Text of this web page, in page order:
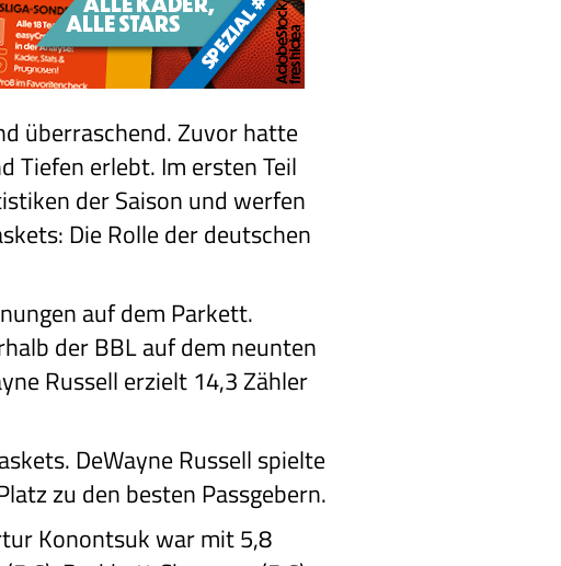
überraschend. Zuvor hatte
Tiefen erlebt. Im ersten Teil
der Saison und werfen
Die Rolle der deutschen
auf dem Parkett.
der BBL auf dem neunten
Russell erzielt 14,3 Zähler
DeWayne Russell spielte
zu den besten Passgebern.
Konontsuk war mit 5,8